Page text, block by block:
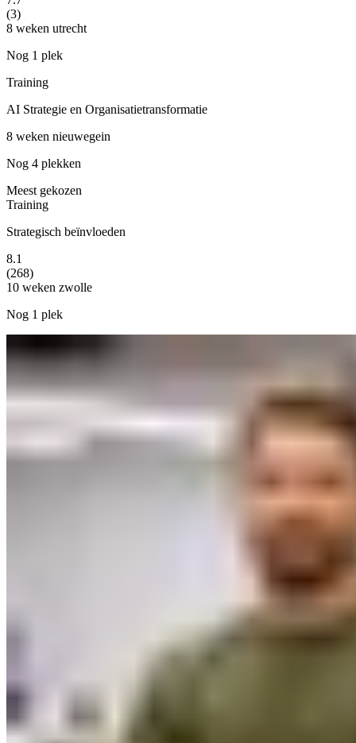
(3)
8 weken utrecht
Nog 1 plek
Training
AI Strategie en Organisatietransformatie
8 weken nieuwegein
Nog 4 plekken
Meest gekozen
Training
Strategisch beïnvloeden
8.1
(268)
10 weken zwolle
Nog 1 plek